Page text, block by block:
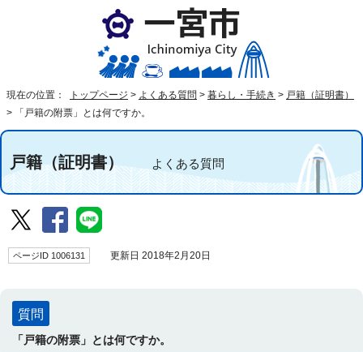
現在の位置： トップページ > よくある質問 > 暮らし・手続き > 戸籍（証明書）
>
「戸籍の附票」とは何ですか。
戸籍（証明書） よくある質問
ページID 1006131 更新日 2018年2月20日
質問
「戸籍の附票」とは何ですか。